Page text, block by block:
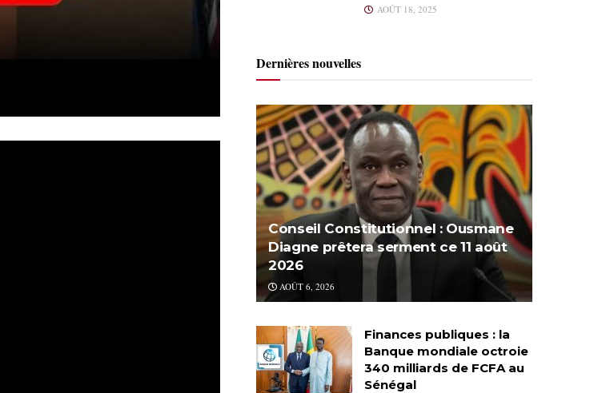
AOÛT 18, 2025
Dernières nouvelles
Conseil Constitutionnel : Ousmane
Diagne prêtera serment ce 11 août
2026
AOÛT 6, 2026
Finances publiques : la
Banque mondiale octroie
340 milliards de FCFA au
Sénégal